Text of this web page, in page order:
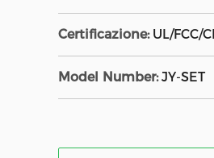
Certificazione: UL/FCC/
Model Number: JY-SET